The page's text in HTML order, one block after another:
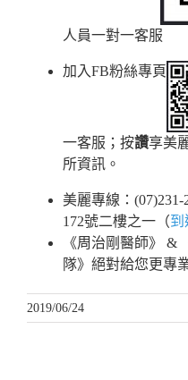
人員一對一客服
加入FB粉絲專頁
一客服；按讚享美
所資訊。
美麗專線：
172號二樓之一（到
《周治剛醫師》 &
隊》絕對給您更專
2019/06/24